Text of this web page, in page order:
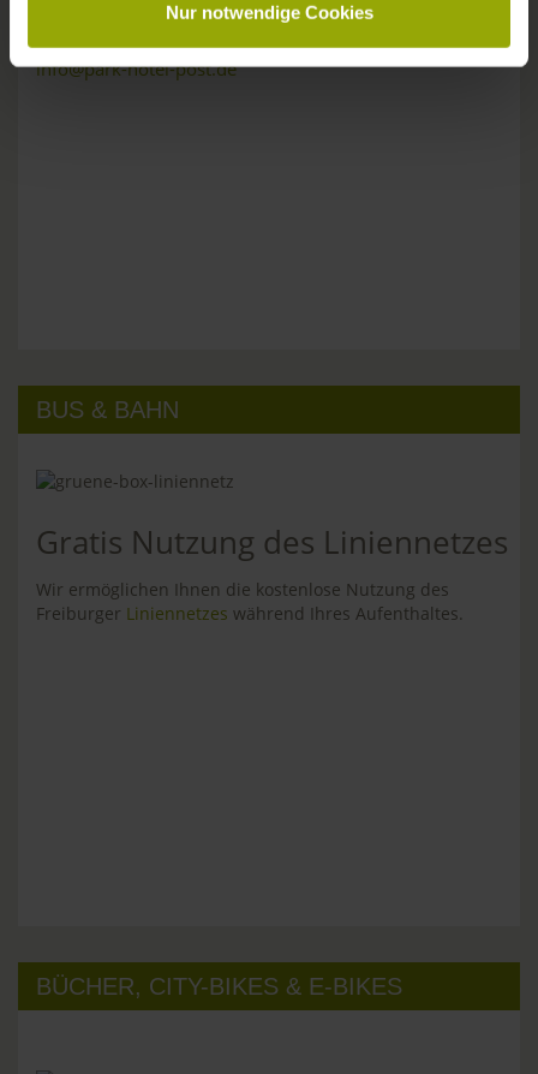
Nur notwendige Cookies
Wir sind gerne für Sie da:
Tel: +49 (0)761 - 385 480
info@park-hotel-post.de
BUS & BAHN
Gratis Nutzung des Liniennetzes
Wir ermöglichen Ihnen die kostenlose Nutzung des
Freiburger Liniennetzes während Ihres Aufenthaltes.
BÜCHER, CITY-BIKES & E-BIKES